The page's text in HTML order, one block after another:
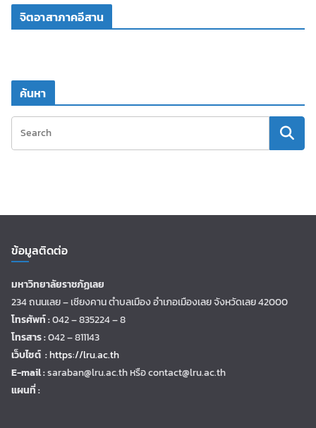
จิตอาสาภาคอีสาน
ค้นหา
ข้อมูลติดต่อ
มหาวิทยาลัยราชภัฏเลย
234 ถนนเลย – เชียงคาน ตำบลเมือง อำเภอเมืองเลย จังหวัดเลย 42000
โทรศัพท์ :042 – 835224 – 8
โทรสาร :042 – 811143
เว็บไซต์ :https://lru.ac.th
E-mail :saraban@lru.ac.thหรือ contact@lru.ac.th
แผนที่ :